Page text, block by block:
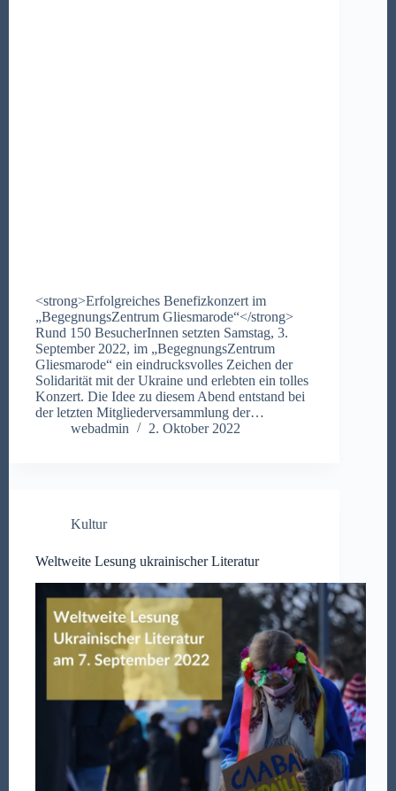
<strong>Erfolgreiches Benefizkonzert im
„BegegnungsZentrum Gliesmarode“</strong>
Rund 150 BesucherInnen setzten Samstag, 3.
September 2022, im „BegegnungsZentrum
Gliesmarode“ ein eindrucksvolles Zeichen der
Solidarität mit der Ukraine und erlebten ein tolles
Konzert. Die Idee zu diesem Abend entstand bei
der letzten Mitgliederversammlung der…
webadmin
2. Oktober 2022
Kultur
Weltweite Lesung ukrainischer Literatur